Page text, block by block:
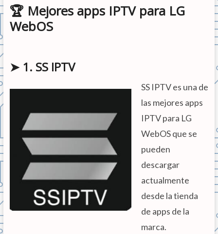
🏆 Mejores apps IPTV para LG
WebOS
➤ 1. SS IPTV
SS IPTV es una de
las mejores apps
IPTV para LG
WebOS que se
pueden
descargar
actualmente
desde la tienda
de apps de la
marca.